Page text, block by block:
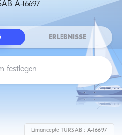
A-16697
ERLEBNISSE
Limancepte TURSAB : A-16697